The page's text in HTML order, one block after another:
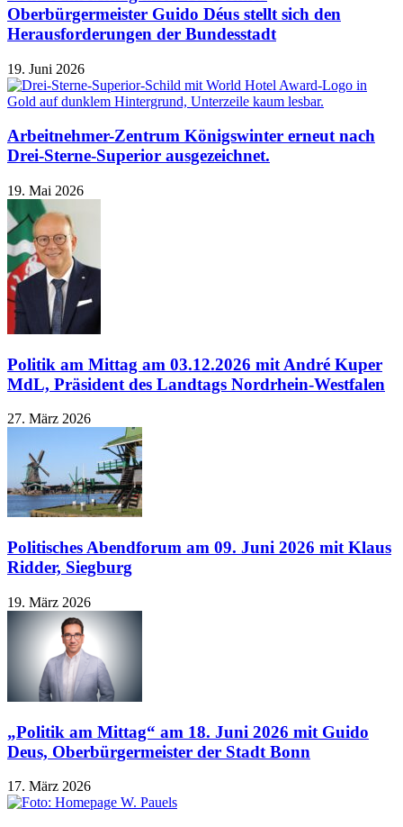
Oberbürgermeister Guido Déus stellt sich den
Herausforderungen der Bundesstadt
19. Juni 2026
Arbeitnehmer-Zentrum Königswinter erneut nach
Drei-Sterne-Superior ausgezeichnet.
19. Mai 2026
Politik am Mittag am 03.12.2026 mit André Kuper
MdL, Präsident des Landtags Nordrhein-Westfalen
27. März 2026
Politisches Abendforum am 09. Juni 2026 mit Klaus
Ridder, Siegburg
19. März 2026
„Politik am Mittag“ am 18. Juni 2026 mit Guido
Deus, Oberbürgermeister der Stadt Bonn
17. März 2026